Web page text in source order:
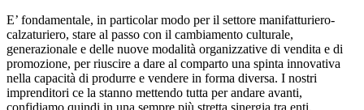
E’ fondamentale, in particolar modo per il settore manifatturiero-
calzaturiero, stare al passo con il cambiamento culturale,
generazionale e delle nuove modalità organizzative di vendita e di
promozione, per riuscire a dare al comparto una spinta innovativa
nella capacità di produrre e vendere in forma diversa. I nostri
imprenditori ce la stanno mettendo tutta per andare avanti,
confidiamo quindi in una sempre più stretta sinergia tra enti,